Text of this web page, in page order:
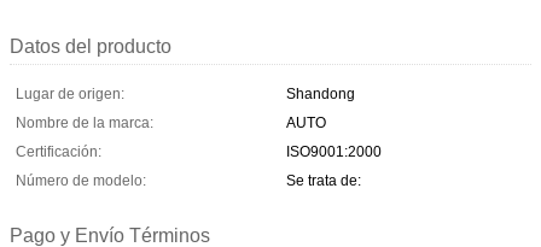
Datos del producto
Lugar de origen:
Shandong
Nombre de la marca:
AUTO
Certificación:
ISO9001:2000
Número de modelo:
Se trata de:
Pago y Envío Términos